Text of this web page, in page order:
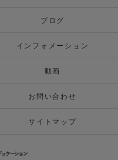
ブログ
インフォメーション
動画
お問い合わせ
サイトマップ